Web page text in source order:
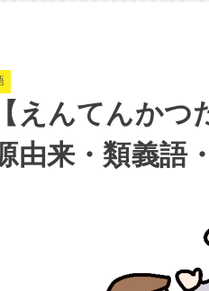
えんてんかつ
由来・類義語